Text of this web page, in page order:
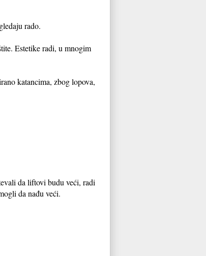
rado.
Estetike radi, u mnogim
katancima, zbog lopova,
da liftovi budu veći, radi
da nađu veći.